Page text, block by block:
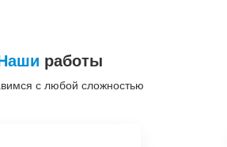
работы
с любой сложностью